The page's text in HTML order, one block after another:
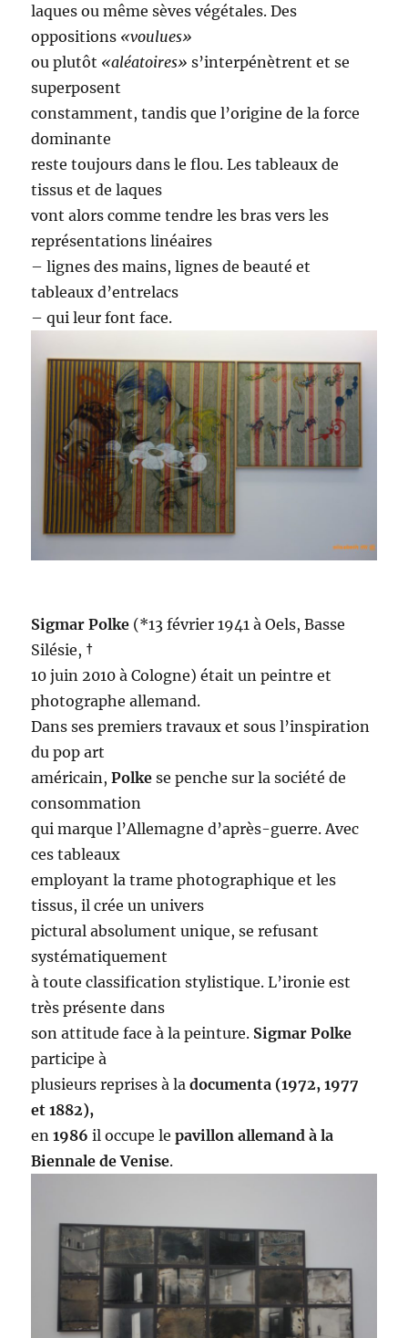
laques ou même sèves végétales. Des
oppositions «voulues»
ou plutôt «aléatoires» s’interpénètrent et se
superposent
constamment, tandis que l’origine de la force
dominante
reste toujours dans le flou. Les tableaux de
tissus et de laques
vont alors comme tendre les bras vers les
représentations linéaires
– lignes des mains, lignes de beauté et
tableaux d’entrelacs
– qui leur font face.
Sigmar Polke (*13 février 1941 à Oels, Basse
Silésie, †
10 juin 2010 à Cologne) était un peintre et
photographe allemand.
Dans ses premiers travaux et sous l’inspiration
du pop art
américain, Polke se penche sur la société de
consommation
qui marque l’Allemagne d’après-guerre. Avec
ces tableaux
employant la trame photographique et les
tissus, il crée un univers
pictural absolument unique, se refusant
systématiquement
à toute classification stylistique. L’ironie est
très présente dans
son attitude face à la peinture. Sigmar Polke
participe à
plusieurs reprises à ladocumenta (1972, 1977
et 1882),
en1986 il occupe lepavillon allemand à la
Biennale de Venise.